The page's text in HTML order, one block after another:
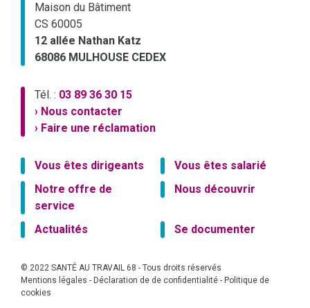
Maison du Bâtiment
CS 60005
12 allée Nathan Katz
68086 MULHOUSE CEDEX
Tél. : 03 89 36 30 15
› Nous contacter
› Faire une réclamation
Vous êtes dirigeants
Vous êtes salarié
Notre offre de
service
Nous découvrir
Actualités Se documenter
© 2022 SANTÉ AU TRAVAIL 68 - Tous droits réservés
Mentions légales - Déclaration de de confidentialité - Politique de
cookies